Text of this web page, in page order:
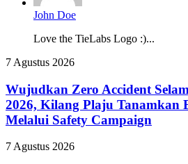
John Doe
Love the TieLabs Logo :)...
Wujudkan
Accident
Selama
Pit
Stop
II
7 Agustus 2026
Wujudkan Zero Accident
2026, Kilang Plaju Tanamkan
Melalui Safety Campaign
RS
7 Agustus 2026